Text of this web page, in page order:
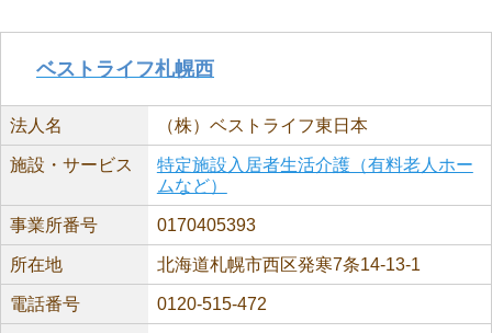
ベストライフ札幌西
法人名 （株）ベストライフ東日本
施設・サービス
特定施設入居者生活介護（有料老人ホー
ムなど）
事業所番号 0170405393
所在地 北海道札幌市西区発寒7条14-13-1
電話番号 0120-515-472